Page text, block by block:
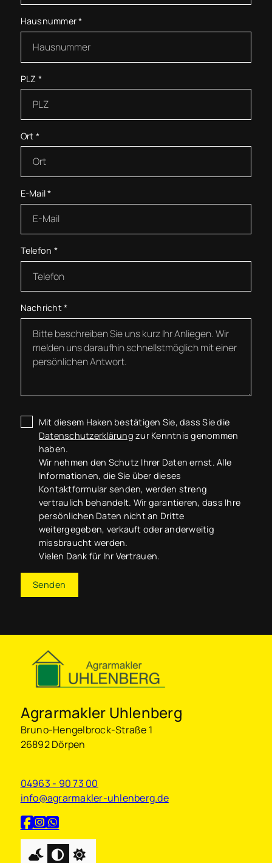
Hausnummer*
PLZ *
Ort *
E-Mail*
Telefon *
Nachricht*
Mit diesem Haken bestätigen Sie, dass Sie die
Datenschutzerklärung zur Kenntnis genommen
haben.
Wir nehmen den Schutz Ihrer Daten ernst. Alle
Informationen, die Sie über dieses
Kontaktformular senden, werden streng
vertraulich behandelt. Wir garantieren, dass Ihre
persönlichen Daten nicht an Dritte
weitergegeben, verkauft oder anderweitig
missbraucht werden.
Vielen Dank für Ihr Vertrauen.
Senden
Agrarmakler Uhlenberg
Bruno-Hengelbrock-Straße 1
26892 Dörpen
04963 - 90 73 00
info@agrarmakler-uhlenberg.de